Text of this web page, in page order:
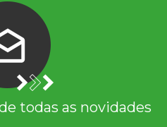
todas as novidades